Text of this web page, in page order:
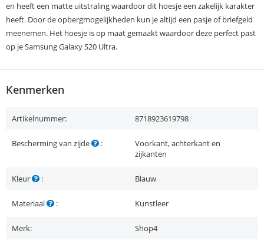
en heeft een matte uitstraling waardoor dit hoesje een zakelijk karakter
heeft. Door de opbergmogelijkheden kun je altijd een pasje of briefgeld
meenemen. Het hoesje is op maat gemaakt waardoor deze perfect past
op je Samsung Galaxy S20 Ultra.
Kenmerken
Artikelnummer: 8718923619798
Bescherming van zijde :
Voorkant, achterkant en
zijkanten
Kleur : Blauw
Materiaal : Kunstleer
Merk: Shop4